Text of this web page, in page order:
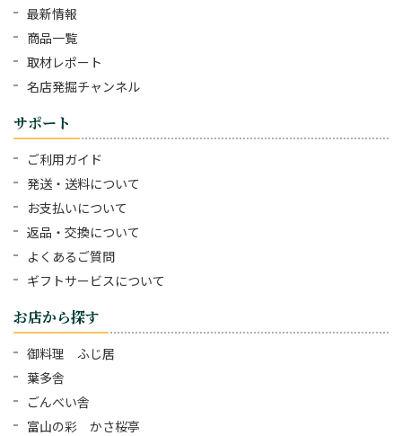
最新情報
商品一覧
取材レポート
名店発掘チャンネル
サポート
ご利用ガイド
発送・送料について
お支払いについて
返品・交換について
よくあるご質問
ギフトサービスについて
お店から探す
御料理 ふじ居
葉多舎
ごんべい舎
富山の彩 かさ桜亭